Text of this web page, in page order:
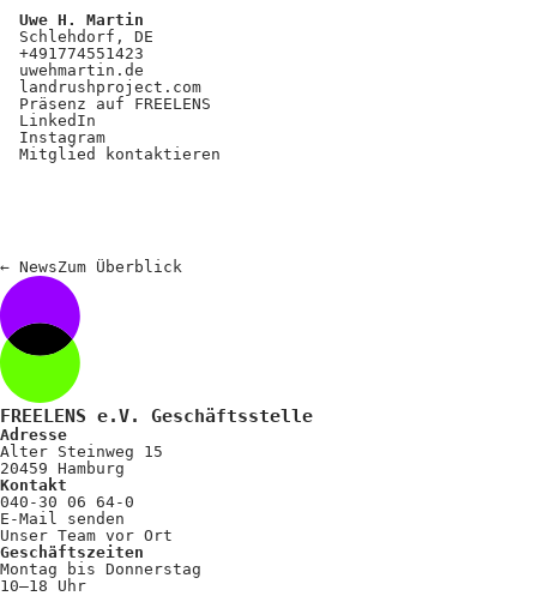
Uwe H. Martin
Schlehdorf, DE
+491774551423
uwehmartin.de
landrushproject.com
Präsenz auf FREELENS
LinkedIn
Instagram
Mitglied kontaktieren
← NewsZum Überblick
FREELENS e.V. Geschäftsstelle
Adresse
Alter Steinweg 15
20459 Hamburg
Kontakt
040-30 06 64-0
E-Mail senden
Unser Team vor Ort
Geschäftszeiten
Montag bis Donnerstag
10–18 Uhr